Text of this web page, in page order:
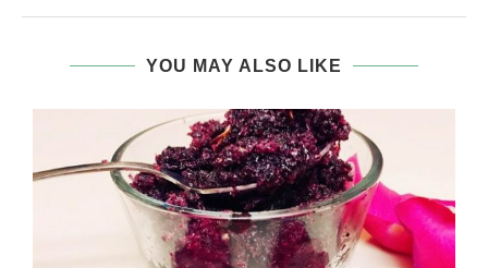
YOU MAY ALSO LIKE